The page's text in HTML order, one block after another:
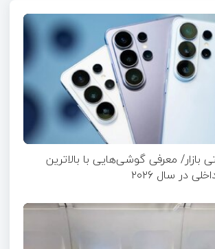
۱ ترابایتی بازار/ معرفی گوشی‌هایی با بالاترین
در سال ۲۰۲۶